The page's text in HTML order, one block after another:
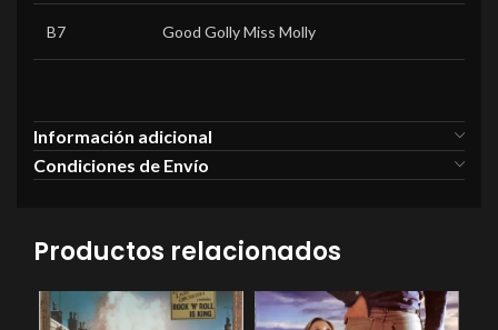
B7 Good Golly Miss Molly
Información adicional
Condiciones de Envío
Productos relacionados